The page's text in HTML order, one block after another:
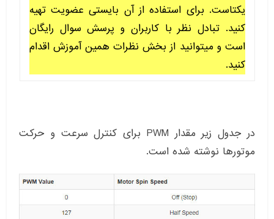
یکتاست. برای استفاده از آن بایستی عضویت تهیه
کنید. تبادل نظر با کاربران و پرسش سوال رایگان
است و میتوانید از بخش نظرات همین آموزش اقدام
کنید.
در جدول زیر مقدار PWM برای کنترل سرعت و حرکت
موتورها نوشته شده است.